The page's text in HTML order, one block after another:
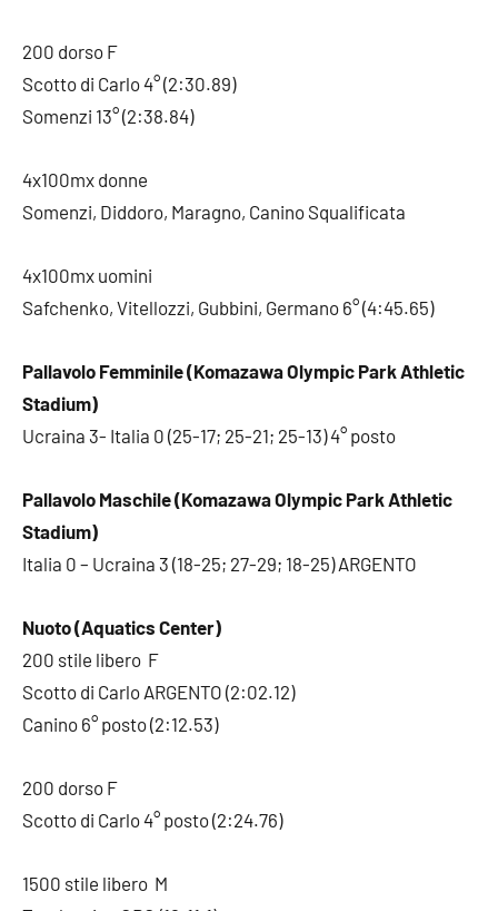
200 dorso F
Scotto di Carlo 4° (2:30.89)
Somenzi 13° (2:38.84)
4x100mx donne
Somenzi, Diddoro, Maragno, Canino Squalificata
4x100mx uomini
Safchenko, Vitellozzi, Gubbini, Germano 6° (4:45.65)
Pallavolo Femminile (Komazawa Olympic Park Athletic
Stadium)
Ucraina 3- Italia 0 (25-17; 25-21; 25-13) 4° posto
Pallavolo Maschile (Komazawa Olympic Park Athletic
Stadium)
Italia 0 – Ucraina 3 (18-25; 27-29; 18-25) ARGENTO
Nuoto (Aquatics Center)
200 stile libero F
Scotto di Carlo ARGENTO (2:02.12)
Canino 6° posto (2:12.53)
200 dorso F
Scotto di Carlo 4° posto (2:24.76)
1500 stile libero M